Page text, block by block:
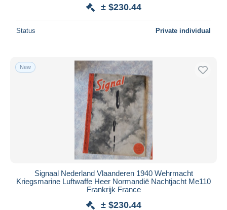
± $230.44
Status Private individual
New
Signaal Nederland Vlaanderen 1940 Wehrmacht
Kriegsmarine Luftwaffe Heer Normandië Nachtjacht Me110
Frankrijk France
± $230.44